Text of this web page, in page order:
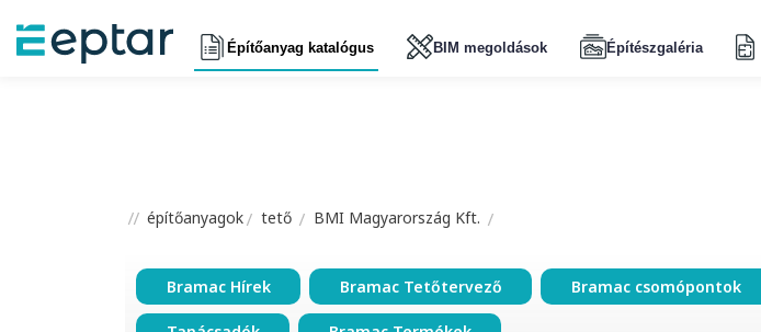
Építőanyag katalógus BIM megoldások Építészgaléria
építőanyagok tető BMI Magyarország Kft.
Bramac Hírek Bramac Tetőtervező Bramac csomópontok